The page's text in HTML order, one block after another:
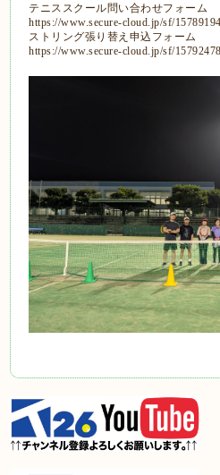
テニススクール問い合わせフォーム
https://www.secure-cloud.jp/sf/
ストリング張り替え申込フォーム
https://www.secure-cloud.jp/sf/